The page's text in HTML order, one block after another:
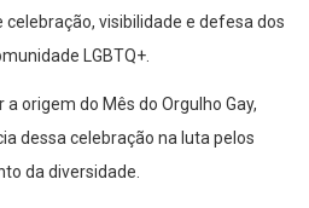
celebração, visibilidade e defesa dos
LGBTQ+.
origem do Mês do Orgulho Gay,
dessa celebração na luta pelos
da diversidade.